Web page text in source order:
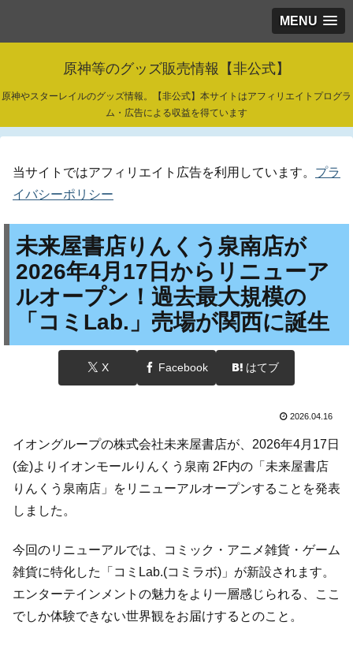
MENU
原神等のグッズ販売情報【非公式】
原神やスターレイルのグッズ情報。【非公式】本サイトはアフィリエイトプログラ
ム・広告による収益を得ています
当サイトではアフィリエイト広告を利用しています。 プラ
イバシーポリシー
未来屋書店りんくう泉南店が
2026年4月17日からリニューア
ルオープン！過去最大規模の
「コミLab.」売場が関西に誕生
X Facebook はてブ
2026.04.16
イオングループの株式会社未来屋書店が、2026年4月17日
(金)よりイオンモールりんくう泉南 2F内の「未来屋書店
りんくう泉南店」をリニューアルオープンすることを発表
しました。
今回のリニューアルでは、コミック・アニメ雑貨・ゲーム
雑貨に特化した「コミLab.(コミラボ)」が新設されます。
エンターテインメントの魅力をより一層感じられる、ここ
でしか体験できない世界観をお届けするとのこと。